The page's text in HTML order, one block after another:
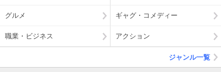
グルメ ギャグ・コメディー
職業・ビジネス アクション
ジャンル一覧